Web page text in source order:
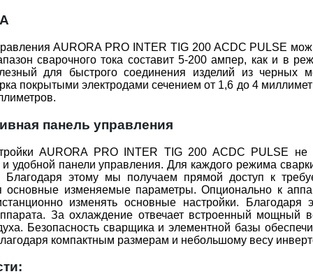
AURORA PRO INTER TIG 200 ACDC PULSE
сварочного тока составит 5-200 ампер, как и в
для быстрого соединения изделий из черных
покрытыми электродами сечением от 1,6 до 4
панель управления
AURORA PRO INTER TIG 200 ACDC PULSE
удобной панели управления. Для каждого режима
Благодаря этому мы получаем прямой доступ к
основные изменяемые параметры. Опционально к
изменять основные настройки. Благодаря
За охлаждение отвечает встроенный мощный
Безопасность сварщика и элементной базы
компактным размерам и небольшому весу